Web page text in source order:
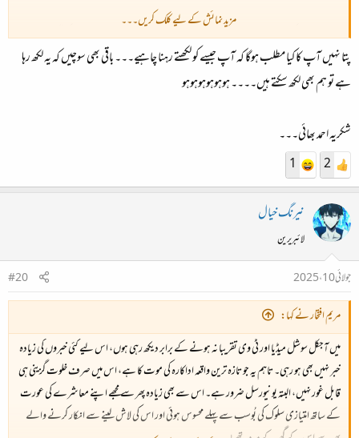
آپ جب بھی کوئی تحریر محفل میں لگاتے ہیں، تو میں یہی سوچتا ہوں کہ آپ جیسے بندے کو لکھتے رہنا
چاہیے۔ بہت سوں کو اس سے حوصلہ ملے گا۔
مزید نمائش کے لیے کلک کریں۔۔۔
پتا نہیں آپ کا کیا مطلب ہوگا کہ آپ جیسے کو لکھتے رہنا چاہیے۔۔۔ باقی بھی سوچیں کہ یہ لکھ رہا
ہے تو ہم بھی لکھ سکتے ہیں۔۔۔۔ ہوہوہوہوہوہو
شکریہ احمد بھائی۔۔۔
2
1
نیرنگ خیال
لائبریرین
جولائی 10، 2025
#20
مریم افتخار نے کہا:
میں آجکل سوشل میڈیا اور ٹی وی تقریبا نہ ہونے کے برابر دیکھ رہی ہوں، اس لیے کئی خبروں کی زیادہ
خبر نہیں بھی ہو رہی۔ تاہم یہ جو تازہ ترین واقعہ اداکارہ کی موت کا ہے، اس میں صرف خلوت گزینی ہی
قابل غور نہیں، البتہ یونیورسل ضرور ہے۔ اس سے بھی زیادہ پھر سے مجھے اپنے معاشرے کی عورت
کے ساتھ امتیازی سلوک کی بُوسب سے پہلے محسوس ہوئی اور اس کی لاش لینے سے انکار کرنے والے